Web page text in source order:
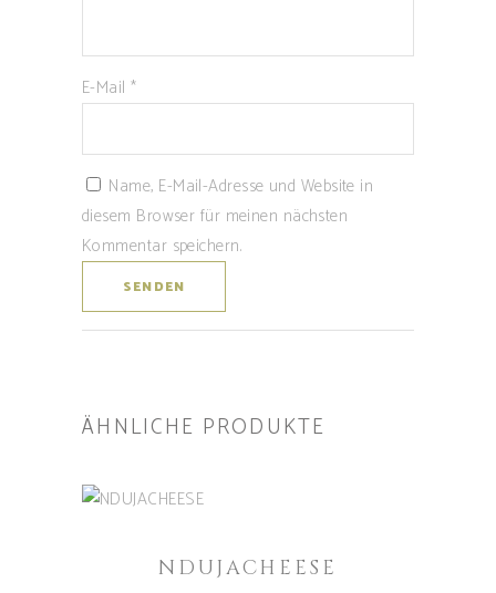
E-Mail*
Name, E-Mail-Adresse und Website in
diesem Browser für meinen nächsten
Kommentar speichern.
ÄHNLICHE PRODUKTE
NDUJACHEESE